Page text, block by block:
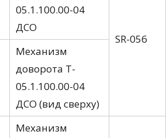
05.1.100.00-04
ДСО
SR-056
Механизм
доворота T-
05.1.100.00-04
ДСО (вид сверху)
Механизм